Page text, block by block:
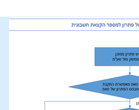
דרושים מיישמים